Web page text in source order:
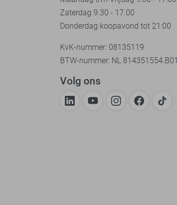
Zaterdag 9.30 - 17.00
Donderdag koopavond tot 21:00
KvK-nummer: 08135119
BTW-nummer: NL 814351554.B01
Volg ons